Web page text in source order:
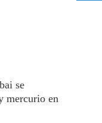
se
mercurio en